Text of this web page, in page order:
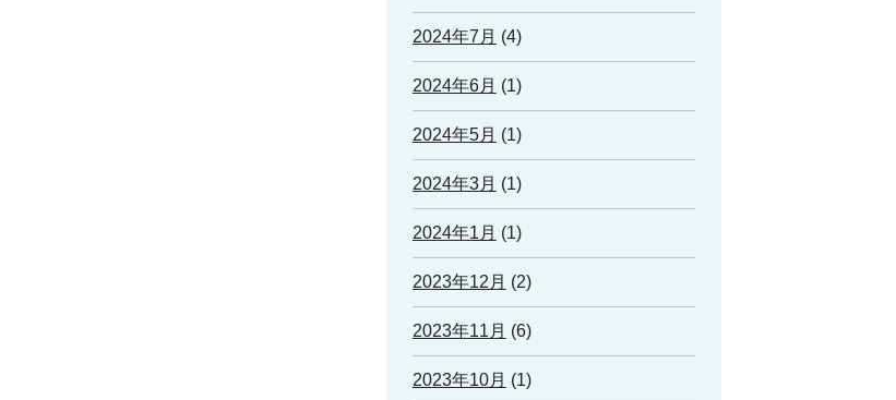
2024年7月 (4)
2024年6月 (1)
2024年5月 (1)
2024年3月 (1)
2024年1月 (1)
2023年12月 (2)
2023年11月 (6)
2023年10月 (1)